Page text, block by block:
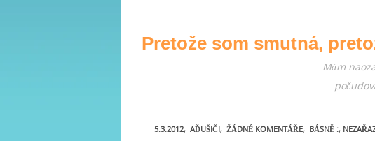
Pretože som smutná,
Mám
5.3.2012, AĎUŠIČI, ŽÁDNÉ KOMENTÁŘE, BÁSNĚ :,